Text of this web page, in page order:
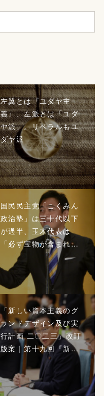
左翼とは『ユダヤ主
義』、左派とは「ユダ
ヤ派」。リベラルもユ
ダヤ派
国民民主党「こくみん
政治塾」は三十代以下
が過半、玉木代表は
「必ず宝物が含まれ…
「新しい資本主義のグ
ランドデザイン及び実
行計画 二〇二三」改訂
版案｜第十九回『新…